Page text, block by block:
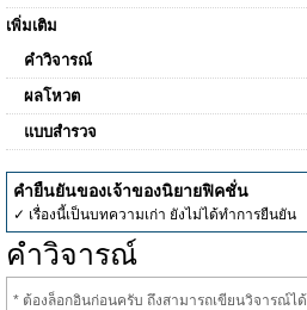
เพิ่มเติม
คำวิจารณ์
ผลโหวต
แบบสำรวจ
คำยืนยันของเจ้าของนิยายฟิคชั่น
✓ เรื่องนี้เป็นบทความเก่า ยังไม่ได้ทำการยืนยัน
คำวิจารณ์
* ต้องล็อกอินก่อนครับ ถึงสามารถเขียนวิจารณ์ได้